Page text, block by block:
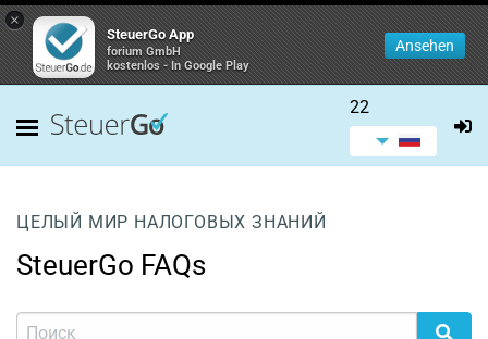
×
SteuerGo App
forium GmbH
kostenlos - In Google Play
Ansehen
22
ЦЕЛЫЙ МИР НАЛОГОВЫХ ЗНАНИЙ
SteuerGo FAQs